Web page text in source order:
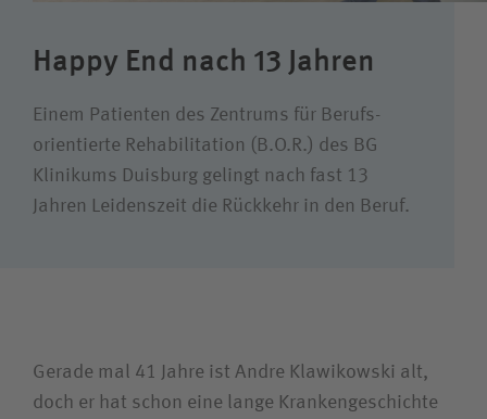
Wie können wir Ihnen helfen?
Besucherin / Besucher
Happy End nach 13 Jahren
Einem Patienten des Zentrums für Berufs­
orientierte Rehabilitation (B.O.R.) des BG
Klinikums Duisburg gelingt nach fast 13
Jahren Leidens­zeit die Rückkehr in den Beruf.
Gerade mal 41 Jahre ist Andre Klawikowski alt,
doch er hat schon eine lange Kranken­geschichte